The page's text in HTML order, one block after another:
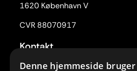
1620 København V
CVR 88070917
Kontakt
Tlf. 33 22 59 84
Denne hjemmeside bruger